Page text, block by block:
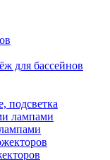
для бассейнов
подсветка
лампами